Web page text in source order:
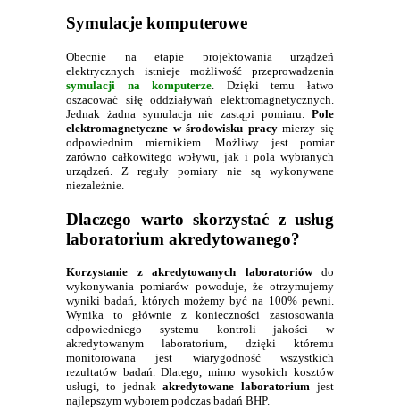
Symulacje komputerowe
Obecnie na etapie projektowania urządzeń
elektrycznych istnieje możliwość przeprowadzenia
symulacji na komputerze . Dzięki temu łatwo
oszacować siłę oddziaływań elektromagnetycznych.
Jednak żadna symulacja nie zastąpi pomiaru. Pole
elektromagnetyczne w środowisku pracymierzy się
odpowiednim miernikiem. Możliwy jest pomiar
zarówno całkowitego wpływu, jak i pola wybranych
urządzeń. Z reguły pomiary nie są wykonywane
niezależnie.
Dlaczego warto skorzystać z usług
laboratorium akredytowanego?
Korzystanie z akredytowanych laboratoriówdo
wykonywania pomiarów powoduje, że otrzymujemy
wyniki badań, których możemy być na 100% pewni.
Wynika to głównie z konieczności zastosowania
odpowiedniego systemu kontroli jakości w
akredytowanym laboratorium, dzięki któremu
monitorowana jest wiarygodność wszystkich
rezultatów badań. Dlatego, mimo wysokich kosztów
usługi, to jednakakredytowane laboratorium jest
najlepszym wyborem podczas badań BHP.